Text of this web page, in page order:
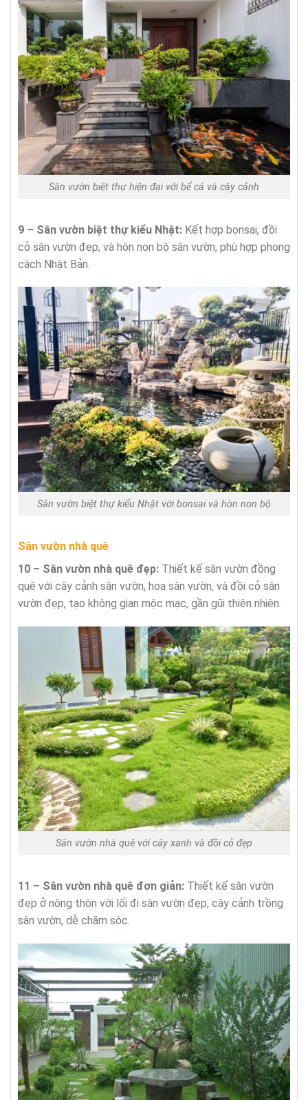
Sân vườn biệt thự hiện đại với bể cá và cây cảnh
9 – Sân vườn biệt thự kiểu Nhật: Kết hợp bonsai, đồi
cỏ sân vườn đẹp, và hòn non bộ sân vườn, phù hợp phong
cách Nhật Bản.
Sân vườn biệt thự kiểu Nhật với bonsai và hòn non bộ
Sân vườn nhà quê
10 – Sân vườn nhà quê đẹp: Thiết kế sân vườn đồng
quê với cây cảnh sân vườn, hoa sân vườn, và đồi cỏ sân
vườn đẹp, tạo không gian mộc mạc, gần gũi thiên nhiên.
Sân vườn nhà quê với cây xanh và đồi cỏ đẹp
11 – Sân vườn nhà quê đơn giản: Thiết kế sân vườn
đẹp ở nông thôn với lối đi sân vườn đẹp, cây cảnh trồng
sân vườn, dễ chăm sóc.